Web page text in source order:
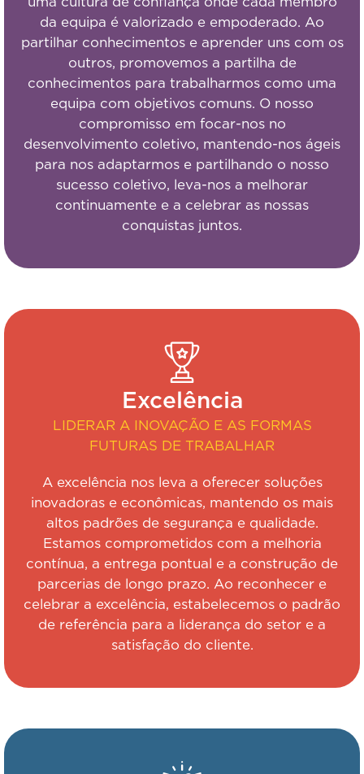
da equipa é valorizado e empoderado. Ao
partilhar conhecimentos e aprender uns com os
outros, promovemos a partilha de
conhecimentos para trabalharmos como uma
equipa com objetivos comuns. O nosso
compromisso em focar-nos no
desenvolvimento coletivo, mantendo-nos ágeis
para nos adaptarmos e partilhando o nosso
sucesso coletivo, leva-nos a melhorar
continuamente e a celebrar as nossas
conquistas juntos.
Excelência
LIDERAR A INOVAÇÃO E AS FORMAS
FUTURAS DE TRABALHAR
A excelência nos leva a oferecer soluções
inovadoras e econômicas, mantendo os mais
altos padrões de segurança e qualidade.
Estamos comprometidos com a melhoria
contínua, a entrega pontual e a construção de
parcerias de longo prazo. Ao reconhecer e
celebrar a excelência, estabelecemos o padrão
de referência para a liderança do setor e a
satisfação do cliente.